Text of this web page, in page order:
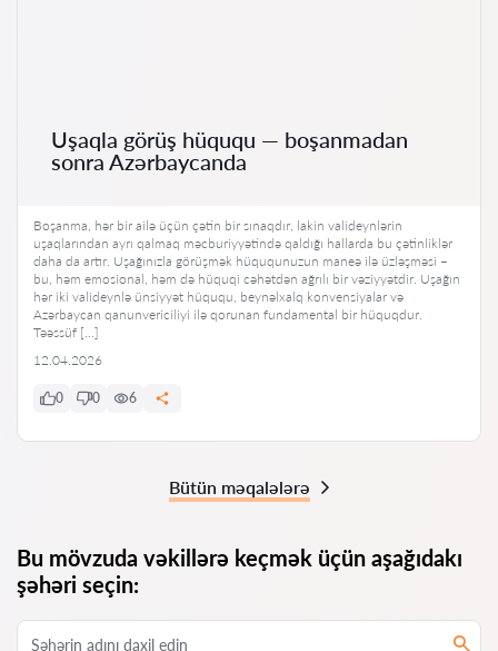
Uşaqla görüş hüququ — boşanmadan
sonra Azərbaycanda
Boşanma, hər bir ailə üçün çətin bir sınaqdır, lakin valideynlərin
uşaqlarından ayrı qalmaq məcburiyyətində qaldığı hallarda bu çətinliklər
daha da artır. Uşağınızla görüşmək hüququnuzun maneə ilə üzləşməsi –
bu, həm emosional, həm də hüquqi cəhətdən ağrılı bir vəziyyətdir. Uşağın
hər iki valideynlə ünsiyyət hüququ, beynəlxalq konvensiyalar və
Azərbaycan qanunvericiliyi ilə qorunan fundamental bir hüquqdur.
Təəssüf […]
12.04.2026
0 0 6
Bütün məqalələrə
Bu mövzuda vəkillərə keçmək üçün aşağıdakı
şəhəri seçin: